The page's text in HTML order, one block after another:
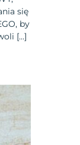
się
by
[…]